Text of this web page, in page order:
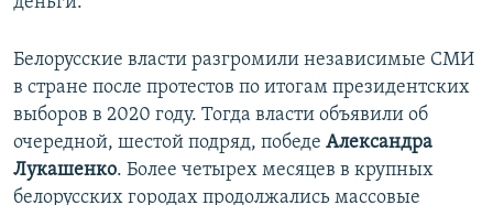
Белорусские власти разгромили независимые СМИ
в стране после протестов по итогам президентских
выборов в 2020 году. Тогда власти объявили об
очередной, шестой подряд, победе Александра
Лукашенко. Более четырех месяцев в крупных
белорусских городах продолжались массовые